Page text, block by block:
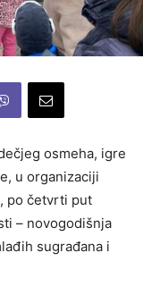
osmeha, igre
u organizaciji
po četvrti put
– novogodišnja
sugrađana i